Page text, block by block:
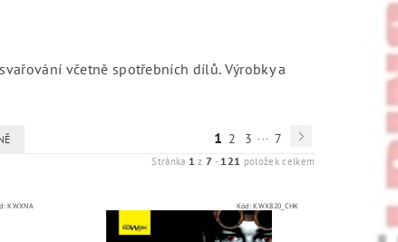
včetně spotřebních dílů.Výrobky a
1 2 3 ... 7
Stránka 1 z7 - 121 položek celkem
KWXNA Kód:KWX820_CHK